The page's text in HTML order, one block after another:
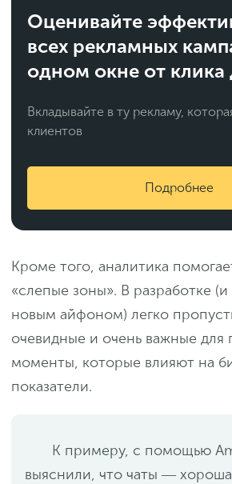
Оценивайте
всех рекламных
одном окне от клика
Вкладывайте в ту рекламу,
клиентов
Подробнее
Кроме того, аналитика
«слепые зоны». В разработке (и
новым айфоном) легко
очевидные и очень важные для
моменты, которые влияют на
показатели.
К примеру, с помощью
выяснили, что чаты ―